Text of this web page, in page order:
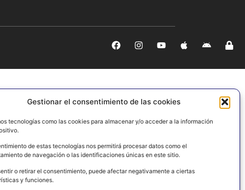
Gestionar el consentimiento de las cookies
tecnologías como las cookies para almacenar y/o acceder a la información
de estas tecnologías nos permitirá procesar datos como el
de navegación o las identificaciones únicas en este sitio.
o retirar el consentimiento, puede afectar negativamente a ciertas
y funciones.